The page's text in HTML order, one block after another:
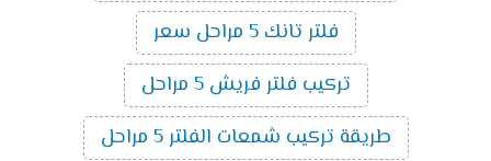
فلتر تانك 5 مراحل سعر
تركيب فلتر فريش 5 مراحل
طريقة تركيب شمعات الفلتر 5 مراحل